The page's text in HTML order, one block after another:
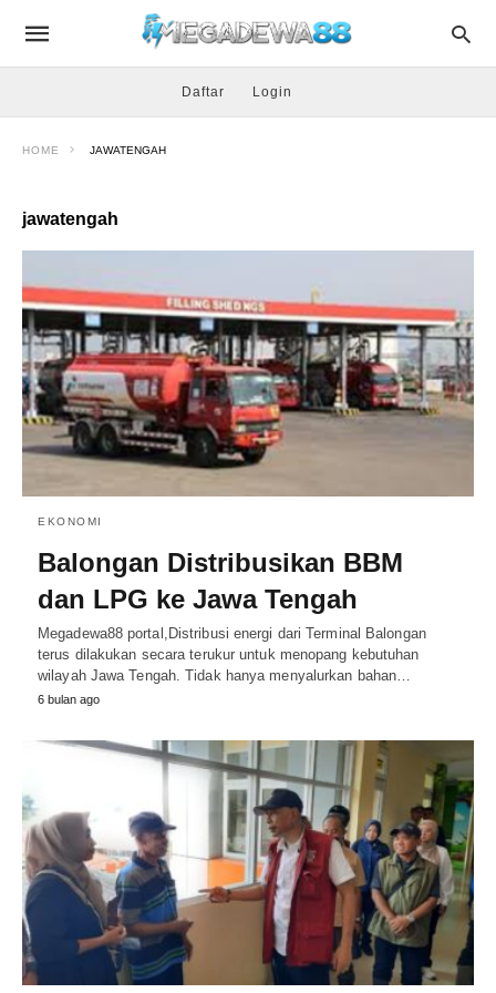
Daftar Login
HOME JAWATENGAH
jawatengah
EKONOMI
Balongan Distribusikan BBM
dan LPG ke Jawa Tengah
Megadewa88 portal,Distribusi energi dari Terminal Balongan
terus dilakukan secara terukur untuk menopang kebutuhan
wilayah Jawa Tengah. Tidak hanya menyalurkan bahan…
6 bulan ago